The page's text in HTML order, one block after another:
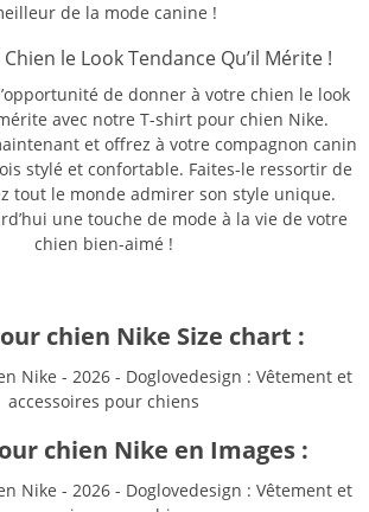
de la mode canine !
le Look Tendance Qu’il Mérite !
de donner à votre chien le look
avec notre T-shirt pour chien Nike.
et offrez à votre compagnon canin
stylé et confortable. Faites-le ressortir de
tout le monde admirer son style unique.
une touche de mode à la vie de votre
chien bien-aimé !
chien Nike Size chart :
chien Nike en Images :